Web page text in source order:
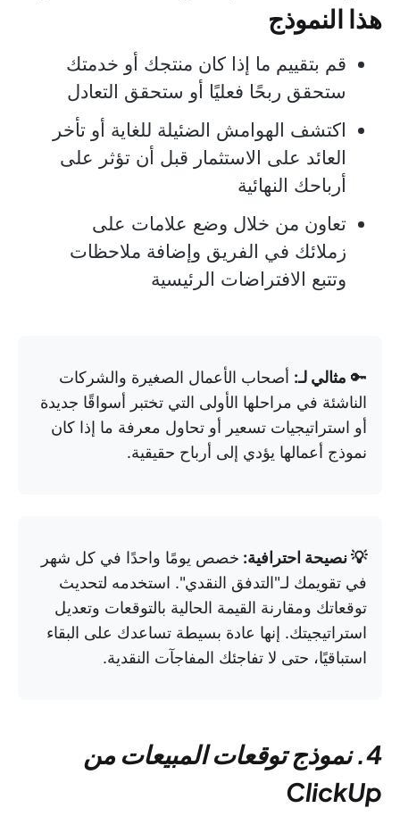
هذا النموذج
قم بتقييم ما إذا كان منتجك أو خدمتك
ستحقق ربحًا فعليًا أو ستحقق التعادل
اكتشف الهوامش الضئيلة للغاية أو تأخر
العائد على الاستثمار قبل أن تؤثر على
أرباحك النهائية
تعاون من خلال وضع علامات على
زملائك في الفريق وإضافة ملاحظات
وتتبع الافتراضات الرئيسية
🔑 مثالي لـ: أصحاب الأعمال الصغيرة والشركات
الناشئة في مراحلها الأولى التي تختبر أسواقًا جديدة
أو استراتيجيات تسعير أو تحاول معرفة ما إذا كان
نموذج أعمالها يؤدي إلى أرباح حقيقية.
💡 نصيحة احترافية: خصص يومًا واحدًا في كل شهر
في تقويمك لـ"التدفق النقدي". استخدمه لتحديث
توقعاتك ومقارنة القيمة الحالية بالتوقعات وتعديل
استراتيجيتك. إنها عادة بسيطة تساعدك على البقاء
استباقيًا، حتى لا تفاجئك المفاجآت النقدية.
4. نموذج توقعات المبيعات من
ClickUp